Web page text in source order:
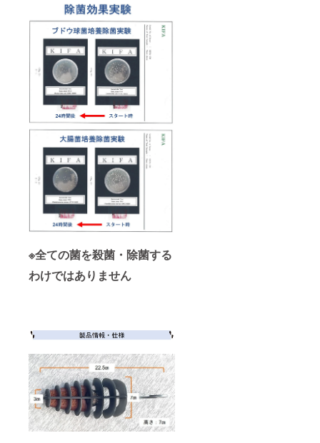
※全ての菌を殺菌・除菌する
わけではありません